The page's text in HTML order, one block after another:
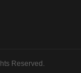
Reserved.